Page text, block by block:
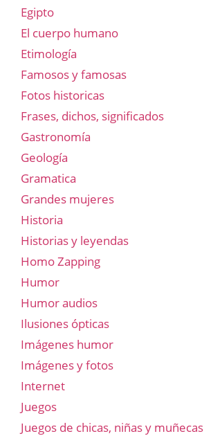
Egipto
El cuerpo humano
Etimología
Famosos y famosas
Fotos historicas
Frases, dichos, significados
Gastronomía
Geología
Gramatica
Grandes mujeres
Historia
Historias y leyendas
Homo Zapping
Humor
Humor audios
Ilusiones ópticas
Imágenes humor
Imágenes y fotos
Internet
Juegos
Juegos de chicas, niñas y muñecas